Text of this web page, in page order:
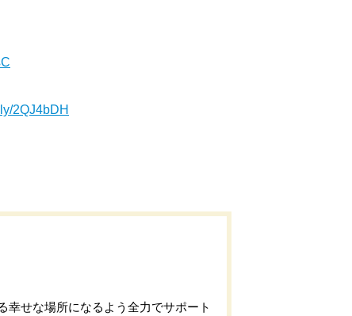
2QJ4bDH
幸せな場所になるよう全力でサポート